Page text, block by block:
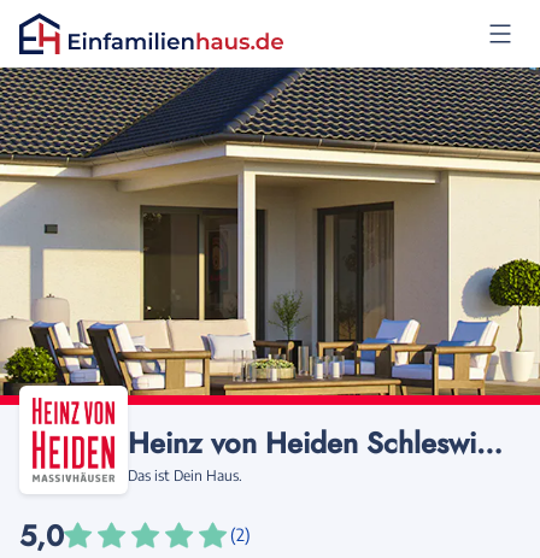
Anmelden
Heinz von Heiden Schleswig-Holstein
Das ist Dein Haus.
5,0 (2)